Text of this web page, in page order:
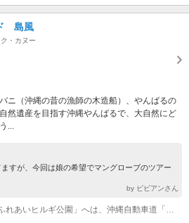
島風
・カヌー
ニ（沖縄の昔の漁師の木造船）、やんばるの
然遺産を目指す沖縄やんばるで、大自然にど
...
すが、今回は娘の希望でマングローブのツアー
by ビビアンさん
(1)ツアーの集合場所「東村ふれあいヒルギ公園」へは、沖縄自動車道「許田インター」より約40分。美ら海水族館より約50分